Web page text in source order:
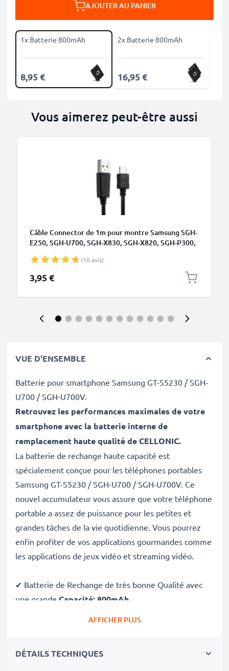
AJOUTER AU PANIER
1x Batterie 800mAh
8,95 €
2x Batterie 800mAh
16,95 €
Vous aimerez peut-être aussi
Câble Connector de 1m pour montre Samsung SGH-
E250, SGH-U700, SGH-X830, SGH-X820, SGH-P300,
charge 0.5A noir en PVC
(10 avis)
3,95 €
VUE D'ENSEMBLE
Batterie pour smartphone Samsung GT-S5230 / SGH-
U700 / SGH-U700V.
Retrouvez les performances maximales de votre
smartphone avec la batterie interne de
remplacement haute qualité de CELLONIC.
La batterie de rechange haute capacité est
spécialement conçue pour les téléphones portables
Samsung GT-S5230 / SGH-U700 / SGH-U700V. Ce
nouvel accumulateur vous assure que votre téléphone
portable a assez de puissance pour les petites et
grandes tâches de la vie quotidienne. Vous pourrez
enfin profiter de vos applications gourmandes comme
les applications de jeux vidéo et streaming vidéo.
✔ Batterie de Rechange de très bonne Qualité avec
une grande Capacité: 800mAh
Circuits, Surchauffes, Surtensions
AFFICHER PLUS
DÉTAILS TECHNIQUES